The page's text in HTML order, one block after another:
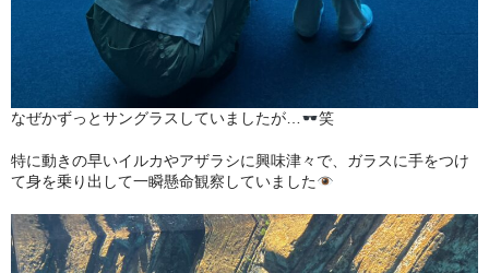
なぜかずっとサングラスしていましたが… 笑
特に動きの早いイルカやアザラシに興味津々で、ガラスに手をつけ
て身を乗り出して一瞬懸命観察していました